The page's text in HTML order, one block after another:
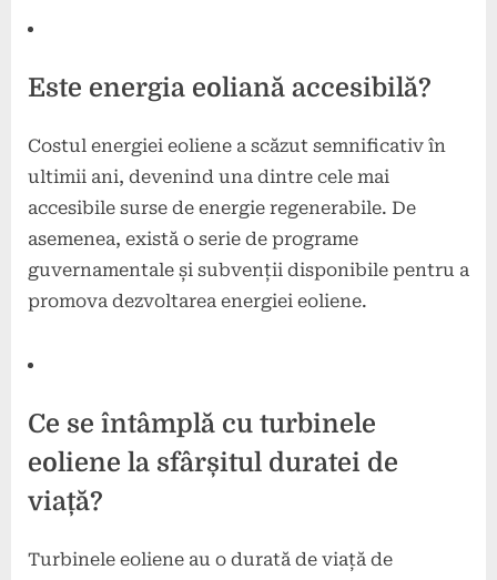
Este energia eoliană accesibilă?
Costul energiei eoliene a scăzut semnificativ în
ultimii ani, devenind una dintre cele mai
accesibile surse de energie regenerabile. De
asemenea, există o serie de programe
guvernamentale și subvenții disponibile pentru a
promova dezvoltarea energiei eoliene.
Ce se întâmplă cu turbinele
eoliene la sfârșitul duratei de
viață?
Turbinele eoliene au o durată de viață de